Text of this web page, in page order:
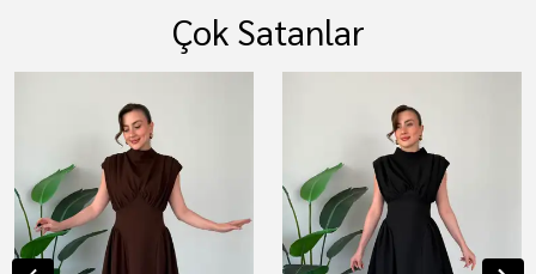
Çok Satanlar